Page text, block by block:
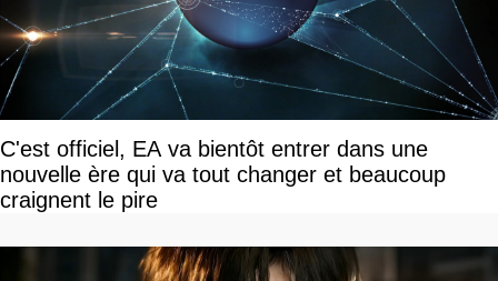
C'est officiel, EA va bientôt entrer dans une
nouvelle ère qui va tout changer et beaucoup
craignent le pire